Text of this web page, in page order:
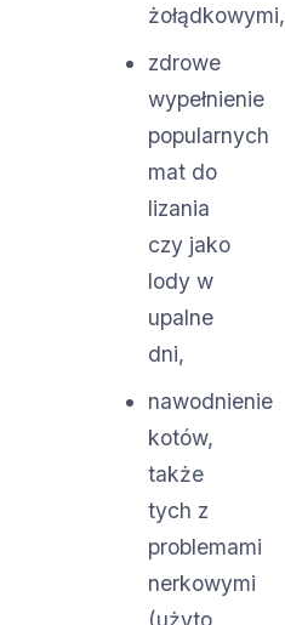
żołądkowymi,
zdrowe
wypełnienie
popularnych
mat do
lizania
czy jako
lody w
upalne
dni,
nawodnienie
kotów,
także
tych z
problemami
nerkowymi
(użyto